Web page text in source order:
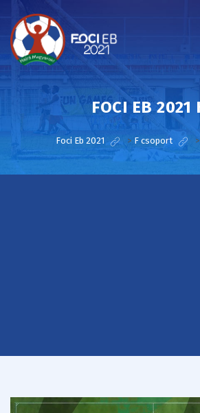
FOCI EB 2021
Foci Eb 2021 > F csoport >